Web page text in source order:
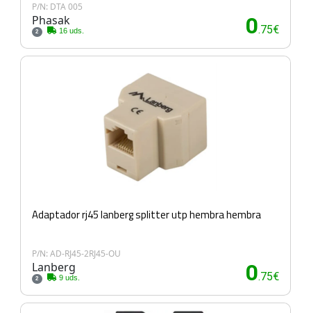
P/N: DTA 005
Phasak
2 16 uds. 0.75€
Adaptador rj45 lanberg splitter utp hembra hembra
P/N: AD-RJ45-2RJ45-OU
Lanberg
2 9 uds. 0.75€